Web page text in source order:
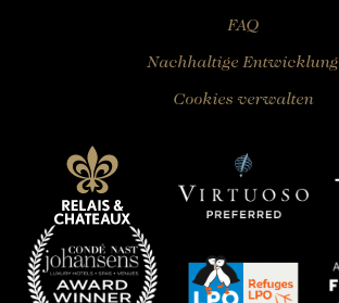
FAQ
Nachhaltige Entwicklung
Cookies verwalten